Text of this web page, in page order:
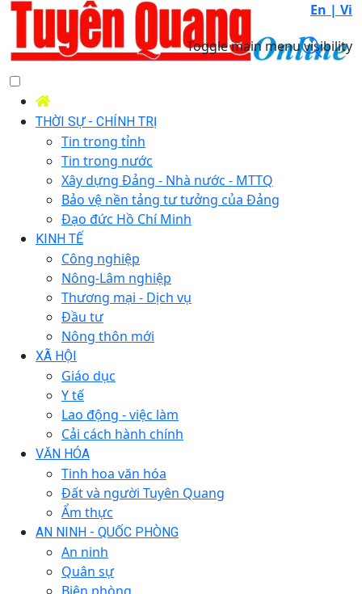
En | Vi
Toggle main menu visibility
THỜI SỰ - CHÍNH TRỊ
Tin trong tỉnh
Tin trong nước
Xây dựng Đảng - Nhà nước - MTTQ
Bảo vệ nền tảng tư tưởng của Đảng
Đạo đức Hồ Chí Minh
KINH TẾ
Công nghiệp
Nông-Lâm nghiệp
Thương mại - Dịch vụ
Đầu tư
Nông thôn mới
XÃ HỘI
Giáo dục
Y tế
Lao động - việc làm
Cải cách hành chính
VĂN HÓA
Tinh hoa văn hóa
Đất và người Tuyên Quang
Ẩm thực
AN NINH - QUỐC PHÒNG
An ninh
Quân sự